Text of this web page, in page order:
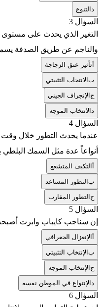
التنوع
السؤال 3
التغير الذي يحدث على مستوى
والناجم عن طريق الصدفة
تأثير عنق الزجاجة
بالانتخاب التثبيتي
جالإنجراف الجيني
الانتخاب الموجه
السؤال 4
عندما يحدث التطور خلال وقت
أنواعاً عدة مثل السمك البلطي
التكيف المتشعع
بالتطور المساعد
جالتطور المقارب
السؤال 5
إن سناجب كايباب وابرت
الإنعزال الجغرافي
بالإنتخاب التثبيتي
جالإنتخاب الموجه
الإنتواع في الموطن نفسه
السؤال 6